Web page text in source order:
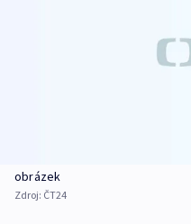
obrázek
Zdroj: ČT24